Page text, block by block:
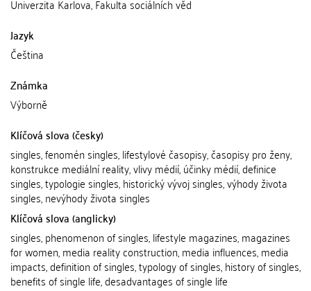
Univerzita Karlova, Fakulta sociálních věd
Jazyk
Čeština
Známka
Výborně
Klíčová slova (česky)
singles, fenomén singles, lifestylové časopisy, časopisy pro ženy,
konstrukce mediální reality, vlivy médií, účinky médií, definice
singles, typologie singles, historický vývoj singles, výhody života
singles, nevýhody života singles
Klíčová slova (anglicky)
singles, phenomenon of singles, lifestyle magazines, magazines
for women, media reality construction, media influences, media
impacts, definition of singles, typology of singles, history of singles,
benefits of single life, desadvantages of single life